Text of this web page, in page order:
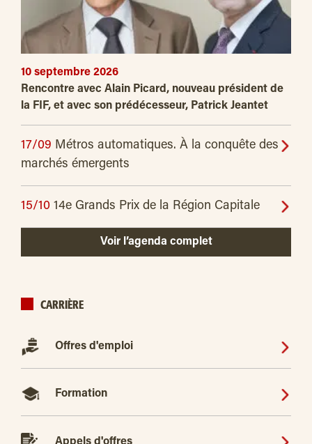
10 septembre 2026
Rencontre avec Alain Picard, nouveau président de
la FIF, et avec son prédécesseur, Patrick Jeantet
17/09 Métros automatiques. À la conquête des
marchés émergents
15/10 14e Grands Prix de la Région Capitale
Voir l’agenda complet
CARRIÈRE
Offres d'emploi
Formation
Appels d'offres